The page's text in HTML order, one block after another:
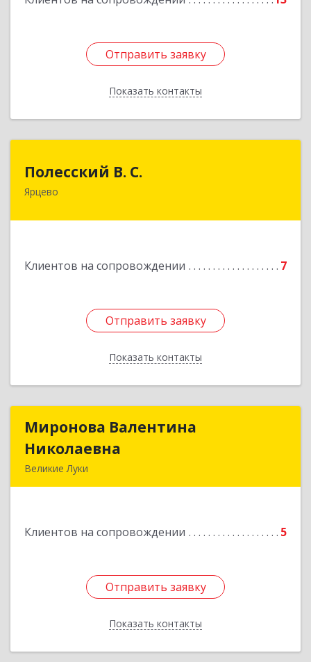
Отправить заявку
Показать контакты
Отправить заявку
Назад
Полесский В. С.
Ярцево
Клиентов на сопровождении 7
Отправить заявку
Показать контакты
Отправить заявку
Назад
Миронова Валентина
Николаевна
Великие Луки
Клиентов на сопровождении 5
Отправить заявку
Показать контакты
Миронова Валентина
Отправить заявку
Назад